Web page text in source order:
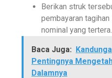
Berikan struk
pembayaran
nominal yang tertera.
Baca Juga:
Pentingnya
Dalamnya